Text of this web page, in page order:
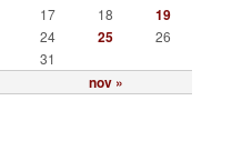
nov »
17 18 19
24 25
26
31